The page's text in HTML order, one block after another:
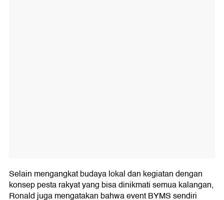
Selain mengangkat budaya lokal dan kegiatan dengan
konsep pesta rakyat yang bisa dinikmati semua kalangan,
Ronald juga mengatakan bahwa event BYMS sendiri